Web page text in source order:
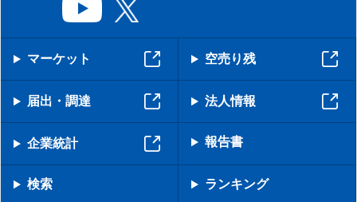
マーケット 空売り残
届出・調達 法人情報
企業統計 報告書
検索 ランキング